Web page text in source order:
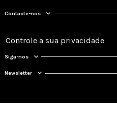
Contacte-nos
Controle a sua privacidade
Siga-nos
Newsletter